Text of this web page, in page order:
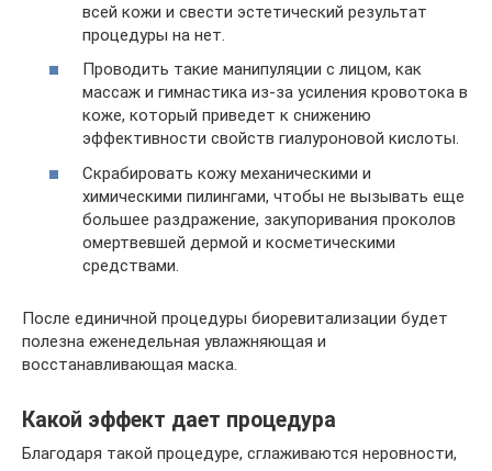
всей кожи и свести эстетический результат
процедуры на нет.
Проводить такие манипуляции с лицом, как
массаж и гимнастика из-за усиления кровотока в
коже, который приведет к снижению
эффективности свойств гиалуроновой кислоты.
Скрабировать кожу механическими и
химическими пилингами, чтобы не вызывать еще
большее раздражение, закупоривания проколов
омертвевшей дермой и косметическими
средствами.
После единичной процедуры биоревитализации будет
полезна еженедельная увлажняющая и
восстанавливающая маска.
Какой эффект дает процедура
Благодаря такой процедуре, сглаживаются неровности,